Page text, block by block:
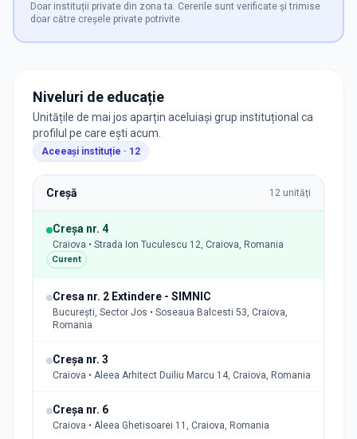
Doar instituții private din zona ta. Cererile sunt verificate și trimise
doar către creșele private potrivite.
Niveluri de educație
Unitățile de mai jos aparțin aceluiași grup instituțional ca
profilul pe care ești acum.
Aceeași instituție · 12
Creșă 12 unități
Creșa nr. 4
Craiova • Strada Ion Tuculescu 12, Craiova, Romania
Curent
Cresa nr. 2 Extindere - SIMNIC
București, Sector Jos • Soseaua Balcesti 53, Craiova,
Romania
Creșa nr. 3
Craiova • Aleea Arhitect Duiliu Marcu 14, Craiova, Romania
Creșa nr. 6
Craiova • Aleea Ghetisoarei 11, Craiova, Romania